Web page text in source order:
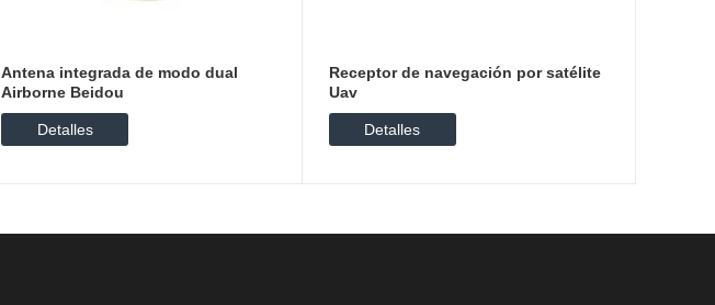
Antena integrada de modo dual
Airborne Beidou
Detalles
Receptor de navegación por satélite
Uav
Detalles